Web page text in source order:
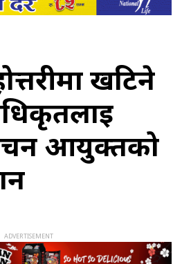
खटिने
आयुक्तको